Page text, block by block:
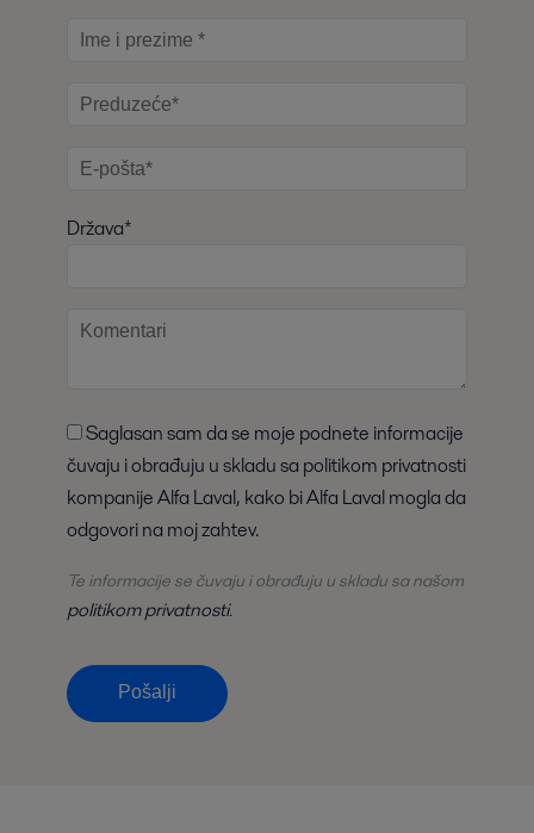
Država*
čuvaju i obrađuju u skladu sa politikom privatnosti
kompanije Alfa Laval, kako bi Alfa Laval mogla da
odgovori na moj zahtev.
Te informacije se čuvaju i obrađuju u skladu sa našom
politikom privatnosti.
Pošalji